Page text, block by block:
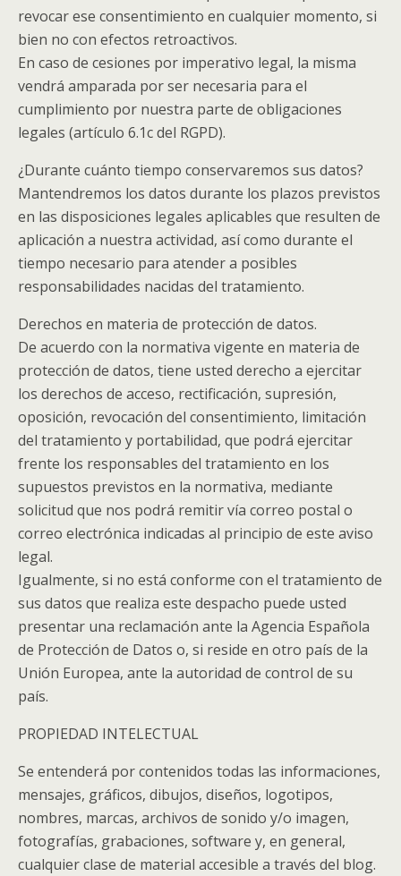
revocar ese consentimiento en cualquier momento, si
bien no con efectos retroactivos.
En caso de cesiones por imperativo legal, la misma
vendrá amparada por ser necesaria para el
cumplimiento por nuestra parte de obligaciones
legales (artículo 6.1c del RGPD).
¿Durante cuánto tiempo conservaremos sus datos?
Mantendremos los datos durante los plazos previstos
en las disposiciones legales aplicables que resulten de
aplicación a nuestra actividad, así como durante el
tiempo necesario para atender a posibles
responsabilidades nacidas del tratamiento.
Derechos en materia de protección de datos.
De acuerdo con la normativa vigente en materia de
protección de datos, tiene usted derecho a ejercitar
los derechos de acceso, rectificación, supresión,
oposición, revocación del consentimiento, limitación
del tratamiento y portabilidad, que podrá ejercitar
frente los responsables del tratamiento en los
supuestos previstos en la normativa, mediante
solicitud que nos podrá remitir vía correo postal o
correo electrónica indicadas al principio de este aviso
legal.
Igualmente, si no está conforme con el tratamiento de
sus datos que realiza este despacho puede usted
presentar una reclamación ante la Agencia Española
de Protección de Datos o, si reside en otro país de la
Unión Europea, ante la autoridad de control de su
país.
PROPIEDAD INTELECTUAL
Se entenderá por contenidos todas las informaciones,
mensajes, gráficos, dibujos, diseños, logotipos,
nombres, marcas, archivos de sonido y/o imagen,
fotografías, grabaciones, software y, en general,
cualquier clase de material accesible a través del blog.